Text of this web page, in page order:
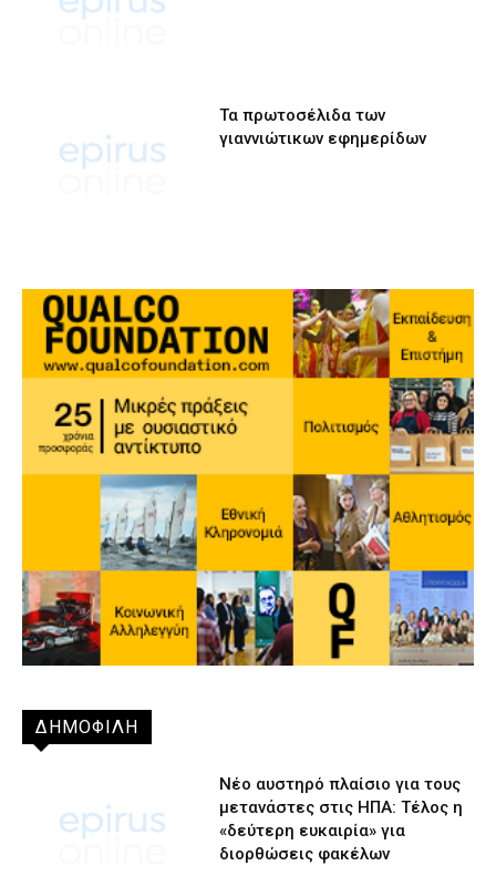
Τα πρωτοσέλιδα των
γιαννιώτικων εφημερίδων
ΔΗΜΟΦΙΛΗ
Νέο αυστηρό πλαίσιο για τους
μετανάστες στις ΗΠΑ: Τέλος η
«δεύτερη ευκαιρία» για
διορθώσεις φακέλων